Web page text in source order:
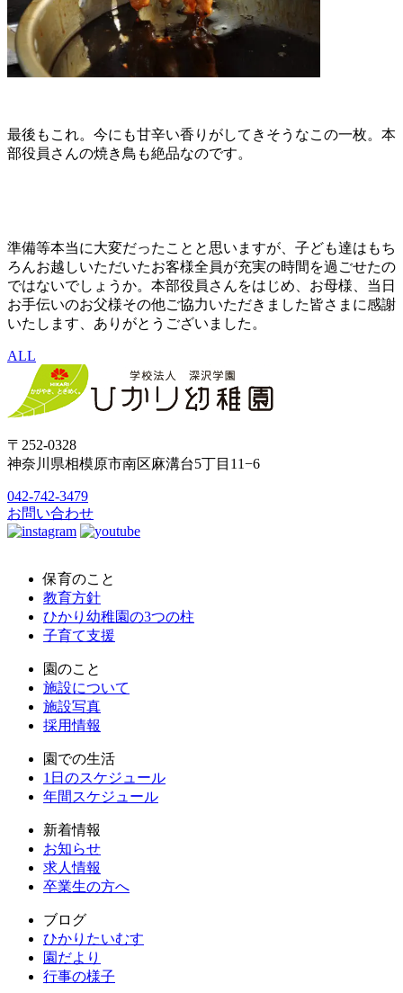
最後もこれ。今にも甘辛い香りがしてきそうなこの一枚。本
部役員さんの焼き鳥も絶品なのです。
準備等本当に大変だったことと思いますが、子ども達はもち
ろんお越しいただいたお客様全員が充実の時間を過ごせたの
ではないでしょうか。本部役員さんをはじめ、お母様、当日
お手伝いのお父様その他ご協力いただきました皆さまに感謝
いたします、ありがとうございました。
ALL
〒252-0328
神奈川県相模原市南区麻溝台5丁目11−6
042-742-3479
お問い合わせ
保育のこと
教育方針
ひかり幼稚園の3つの柱
子育て支援
園のこと
施設について
施設写真
採用情報
園での生活
1日のスケジュール
年間スケジュール
新着情報
お知らせ
求人情報
卒業生の方へ
ブログ
ひかりたいむす
園だより
行事の様子